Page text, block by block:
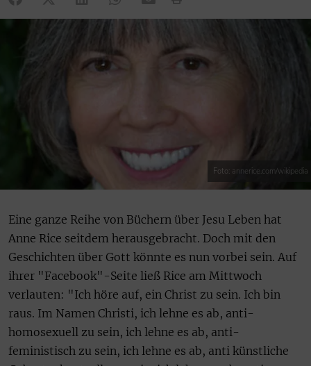
Foto: annerice.com/wikipedia
Eine ganze Reihe von Büchern über Jesu Leben hat
Anne Rice seitdem herausgebracht. Doch mit den
Geschichten über Gott könnte es nun vorbei sein. Auf
ihrer "Facebook"-Seite ließ Rice am Mittwoch
verlauten: "Ich höre auf, ein Christ zu sein. Ich bin
raus. Im Namen Christi, ich lehne es ab, anti-
homosexuell zu sein, ich lehne es ab, anti-
feministisch zu sein, ich lehne es ab, anti künstliche